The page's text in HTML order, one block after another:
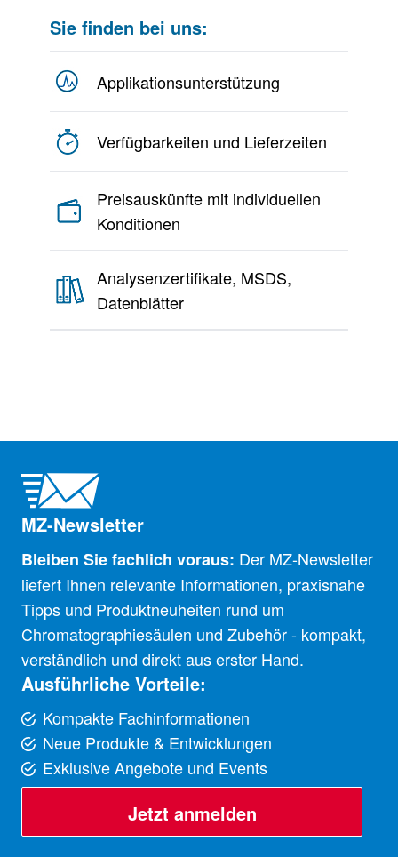
Sie finden bei uns:
Applikationsunterstützung
Verfügbarkeiten und Lieferzeiten
Preisauskünfte mit individuellen
Konditionen
Analysenzertifikate, MSDS,
Datenblätter
MZ-Newsletter
Bleiben Sie fachlich voraus: Der MZ-Newsletter
liefert Ihnen relevante Informationen, praxisnahe
Tipps und Produktneuheiten rund um
Chromatographiesäulen und Zubehör - kompakt,
verständlich und direkt aus erster Hand.
Ausführliche Vorteile:
Kompakte Fachinformationen
Neue Produkte & Entwicklungen
Exklusive Angebote und Events
Jetzt anmelden